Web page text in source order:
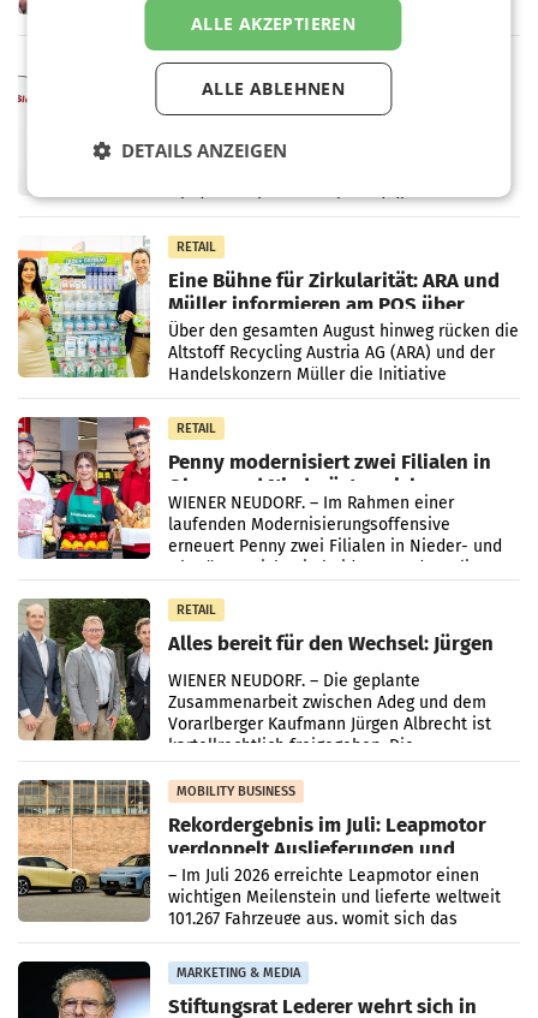
von 1.544,0 Mio. EUR erwirtschaftet, was
einem Plus von 3,8 Prozent gegenüber dem
Vergleichszeitraum
MARKETING & MEDIA
ProSiebenSat.1 spart und macht
überraschend viel Gewinn
UNTERFÖHRING/MAILAND/AMSTERDAM. Der
Fernsehkonzern ProSiebenSat.1 hat im
wieder Gewinn gemacht und die
RETAIL
Eine Bühne für Zirkularität: ARA und
Müller informieren am POS über
Kreislauffähigkeit
Über den gesamten August hinweg rücken die
Altstoff Recycling Austria AG (ARA) und der
Handelskonzern Müller die Initiative
„Kreislauf-Helden“ in allen österreichischen
Müller-Filialen
RETAIL
Penny modernisiert zwei Filialen in
Ober- und Niederösterreich
WIENER NEUDORF. – Im Rahmen einer
laufenden Modernisierungsoffensive
erneuert Penny zwei Filialen in Nieder- und
Oberösterreich. Die beiden Standorte liegen
RETAIL
Alles bereit für den Wechsel: Jürgen
Albrecht setzt ab 1.1.2027 auf Adeg
WIENER NEUDORF. – Die geplante
Zusammenarbeit zwischen Adeg und dem
Vorarlberger Kaufmann Jürgen Albrecht ist
kartellrechtlich freigegeben: Die
Bundeswettbewerbsbehörde und der
Bundeskartellanwalt
MOBILITY BUSINESS
Rekordergebnis im Juli: Leapmotor
verdoppelt Auslieferungen und
überschreitet die 100.000er-Marke
– Im Juli 2026 erreichte Leapmotor einen
wichtigen Meilenstein und lieferte weltweit
101.267 Fahrzeuge aus, womit sich das
Ergebnis gegenüber Juli 2025 mehr als
verdoppelte (+102
MARKETING & MEDIA
Stiftungsrat Lederer wehrt sich in
ALLE AKZEPTIEREN
ALLE ABLEHNEN
DETAILS ANZEIGEN